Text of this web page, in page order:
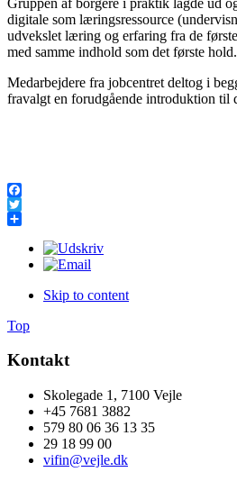
digitale som læringsressource
udvekslet læring og erfaring fra de
med samme indhold som det første hold.
Medarbejdere fra jobcentret deltog i
fravalgt en forudgående introduktion til
Facebook
Twitter
Skip to content
Top
Kontakt
Skolegade 1, 7100 Vejle
+45 7681 3882
579 80 06 36 13 35
29 18 99 00
vifin@vejle.dk